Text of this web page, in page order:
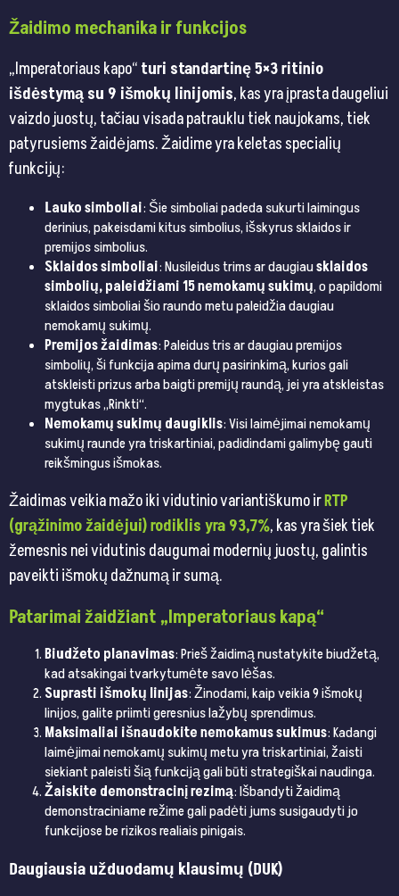
Žaidimo mechanika ir funkcijos
„Imperatoriaus kapo“ turi standartinę 5×3 ritinio
išdėstymą su 9 išmokų linijomis, kas yra įprasta daugeliui
vaizdo juostų, tačiau visada patrauklu tiek naujokams, tiek
patyrusiems žaidėjams. Žaidime yra keletas specialių
funkcijų:
Lauko simboliai: Šie simboliai padeda sukurti laimingus
derinius, pakeisdami kitus simbolius, išskyrus sklaidos ir
premijos simbolius.
Sklaidos simboliai: Nusileidus trims ar daugiausklaidos
simbolių, paleidžiami 15 nemokamų sukimų, o papildomi
sklaidos simboliai šio raundo metu paleidžia daugiau
nemokamų sukimų.
Premijos žaidimas: Paleidus tris ar daugiau premijos
simbolių, ši funkcija apima durų pasirinkimą, kurios gali
atskleisti prizus arba baigti premijų raundą, jei yra atskleistas
mygtukas „Rinkti“.
Nemokamų sukimų daugiklis: Visi laimėjimai nemokamų
sukimų raunde yra triskartiniai, padidindami galimybę gauti
reikšmingus išmokas.
Žaidimas veikia mažo iki vidutinio variantiškumo irRTP
(grąžinimo žaidėjui) rodiklis yra 93,7%, kas yra šiek tiek
žemesnis nei vidutinis daugumai modernių juostų, galintis
paveikti išmokų dažnumą ir sumą​​​​.
Patarimai žaidžiant „Imperatoriaus kapą“
Biudžeto planavimas: Prieš žaidimą nustatykite biudžetą,
kad atsakingai tvarkytumėte savo lėšas.
Suprasti išmokų linijas: Žinodami, kaip veikia 9 išmokų
linijos, galite priimti geresnius lažybų sprendimus.
Maksimaliai išnaudokite nemokamus sukimus: Kadangi
laimėjimai nemokamų sukimų metu yra triskartiniai, žaisti
siekiant paleisti šią funkciją gali būti strategiškai naudinga.
Žaiskite demonstracinį rezimą: Išbandyti žaidimą
demonstraciniame režime gali padėti jums susigaudyti jo
funkcijose be rizikos realiais pinigais.
Daugiausia užduodamų klausimų (DUK)